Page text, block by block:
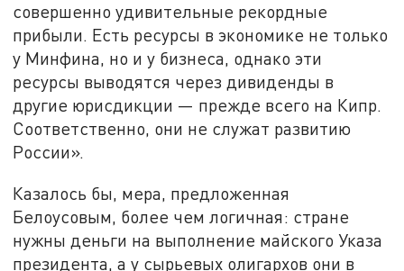
совершенно удивительные рекордные
прибыли. Есть ресурсы в экономике не только
у Минфина, но и у бизнеса, однако эти
ресурсы выводятся через дивиденды в
другие юрисдикции — прежде всего на Кипр.
Соответственно, они не служат развитию
России».
Казалось бы, мера, предложенная
Белоусовым, более чем логичная: стране
нужны деньги на выполнение майского Указа
президента, а у сырьевых олигархов они в